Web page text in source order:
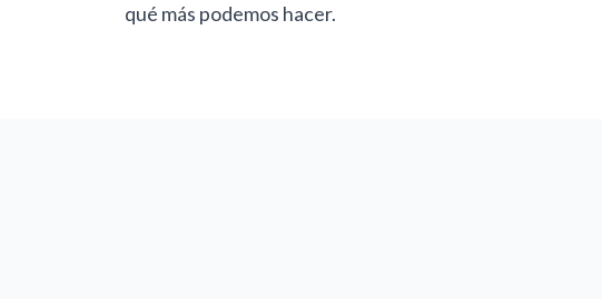
qué más podemos hacer.